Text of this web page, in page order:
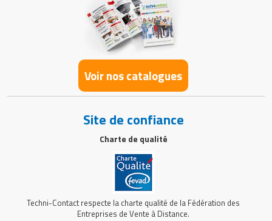
Voir nos catalogues
Site de confiance
Charte de qualité
Techni-Contact respecte la charte qualité de la Fédération des
Entreprises de Vente à Distance.